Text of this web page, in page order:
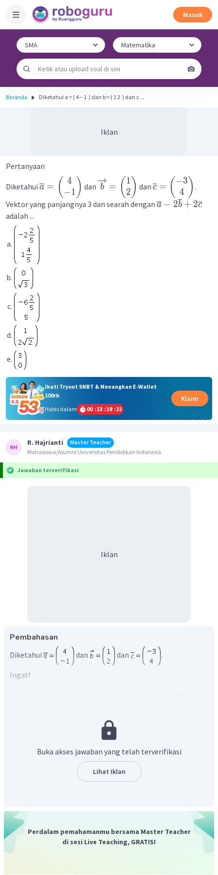
Masuk
Beranda Diketahui a = ( 4 − 1 ​ ) dan b = ( 1 2 ​ ) dan c ...
Iklan
Pertanyaan
Diketahui a = ( 4
−1 ) dan b = ( 1
2 ) dan c = ( −3
4 ).
Vektor yang panjangnya 3 dan searah dengan a − 2b + 2c
adalah ...
Ikuti Tryout SNBT & Menangkan E-Wallet
100rb
Habis dalam
00 :13 :19 :22
Klaim
R. Hajrianti
Master Teacher
Mahasiswa/Alumni Universitas Pendidikan Indonesia
Jawaban terverifikasi
Iklan
Pembahasan
Diketahui dan dan .
Ingat!
dan
Pada vektor, jika
Buka akses jawaban yang telah terverifikasi
Lihat Iklan
Perdalam pemahamanmu bersama Master Teacher
di sesi Live Teaching, GRATIS!